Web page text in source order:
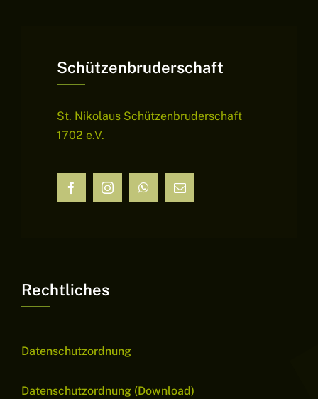
Schützenbruderschaft
St. Nikolaus Schützenbruderschaft
1702 e.V.
Rechtliches
Datenschutzordnung
Datenschutzordnung (Download)